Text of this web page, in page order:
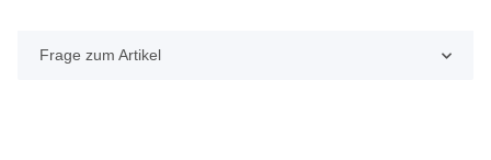
Frage zum Artikel